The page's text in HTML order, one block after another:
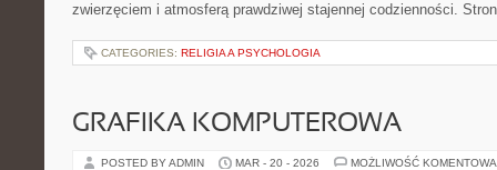
zwierzęciem i atmosferą prawdziwej stajennej codzienności.
CATEGORIES: RELIGIA A PSYCHOLOGIA
GRAFIKA KOMPUTEROWA
POSTED BY ADMIN MAR - 20 - 2026 MOŻLIWOŚĆ